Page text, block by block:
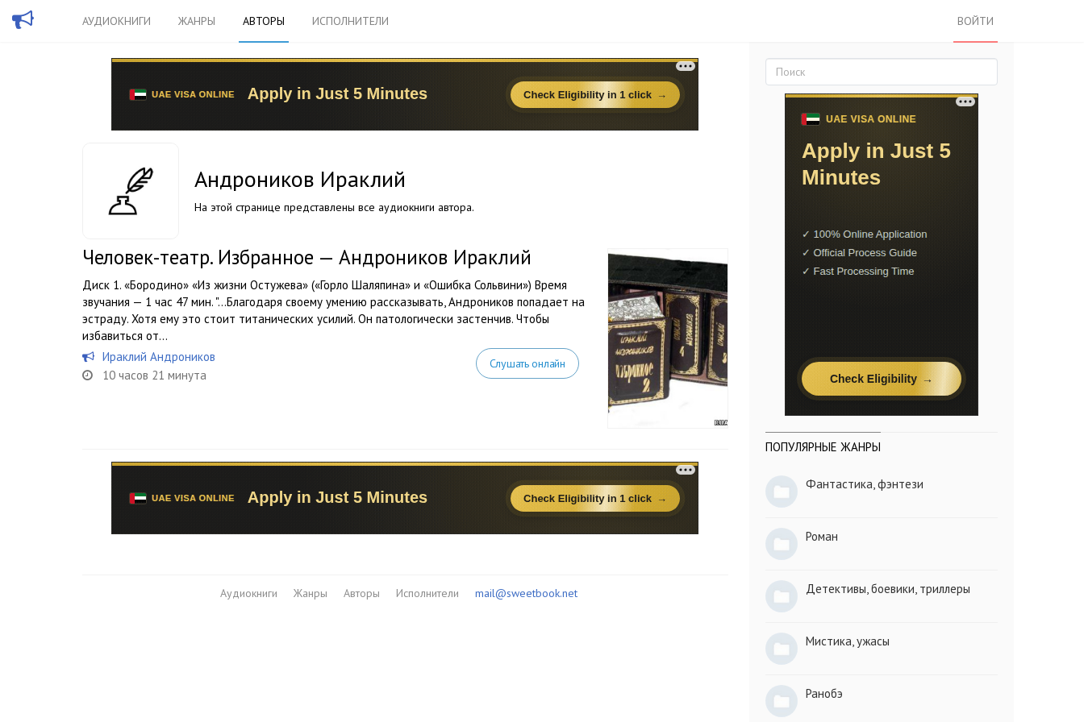
АУДИОКНИГИ ЖАНРЫ АВТОРЫ ИСПОЛНИТЕЛИ ВОЙТИ
Андроников Ираклий
На этой странице представлены все аудиокниги автора.
Человек-театр. Избранное — Андроников Ираклий
Диск 1. «Бородино» «Из жизни Остужева» («Горло Шаляпина» и «Ошибка Сольвини») Время
звучания — 1 час 47 мин. "…Благодаря своему умению рассказывать, Андроников попадает на
эстраду. Хотя ему это стоит титанических усилий. Он патологически застенчив. Чтобы
избавиться от...
Ираклий Андроников
10 часов 21 минута
Слушать онлайн
Аудиокниги Жанры Авторы Исполнители mail@sweetbook.net
ПОПУЛЯРНЫЕ ЖАНРЫ
Фантастика, фэнтези
Роман
Детективы, боевики, триллеры
Мистика, ужасы
Ранобэ